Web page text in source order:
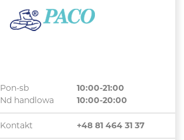
Pon-sb
10:00-21:00
Nd handlowa
10:00-20:00
Kontakt +48 81 464 31 37